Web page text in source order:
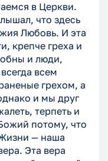
в Церкви.
что здесь
Любовь. И эта
крепче греха и
и люди,
всем
грехом, а
и мы друг
терпеть и
потому, что
— наша
Эта вера